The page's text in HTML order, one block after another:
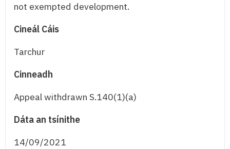
not exempted development.
Cineál Cáis
Tarchur
Cinneadh
Appeal withdrawn S.140(1)(a)
Dáta an tsínithe
14/09/2021